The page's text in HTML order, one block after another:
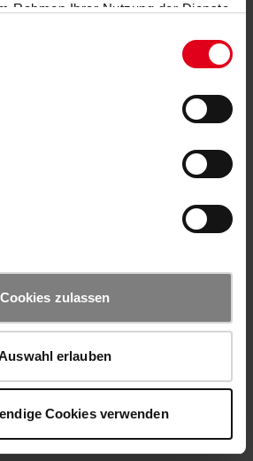
Rahmen Ihrer Nutzung der Dienste
Cookies zulassen
erlauben
Cookies verwenden